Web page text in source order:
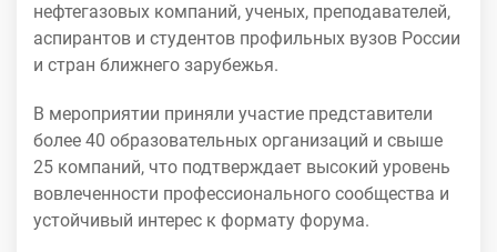
нефтегазовых компаний, ученых, преподавателей,
аспирантов и студентов профильных вузов России
и стран ближнего зарубежья.
В мероприятии приняли участие представители
более 40 образовательных организаций и свыше
25 компаний, что подтверждает высокий уровень
вовлеченности профессионального сообщества и
устойчивый интерес к формату форума.